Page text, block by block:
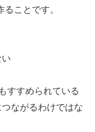
ことです。
すすめられている
ながるわけではな